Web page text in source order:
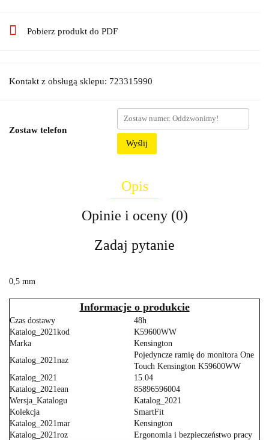
Pobierz produkt do PDF
Kontakt z obsługą sklepu: 723315990
Zostaw telefon
Wyślij
Opis
Opinie i oceny (0)
Zadaj pytanie
0,5 mm
Informacje o produkcie
Czas dostawy
48h
Katalog_2021kod
K59600WW
Marka
Kensington
Katalog_2021naz
Pojedyncze ramię do monitora One
Touch Kensington K59600WW
Katalog_2021
15.04
Katalog_2021ean
85896596004
Wersja_Katalogu
Katalog_2021
Kolekcja
SmartFit
Katalog_2021mar
Kensington
Katalog_2021roz
Ergonomia i bezpieczeństwo pracy